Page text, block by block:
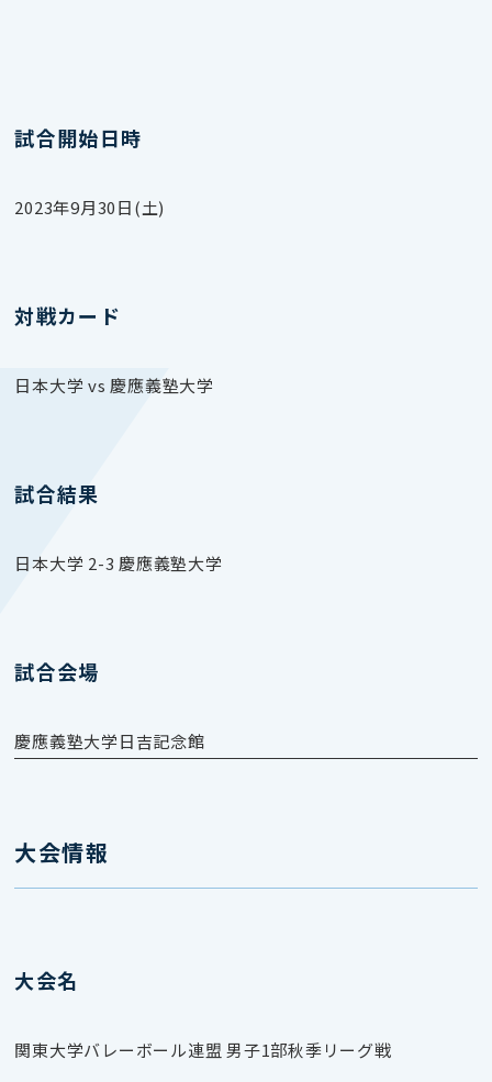
試合開始日時
2023年9月30日(土)
対戦カード
日本大学 vs 慶應義塾大学
試合結果
日本大学 2-3 慶應義塾大学
試合会場
慶應義塾大学日吉記念館
大会情報
大会名
関東大学バレーボール連盟 男子1部秋季リーグ戦